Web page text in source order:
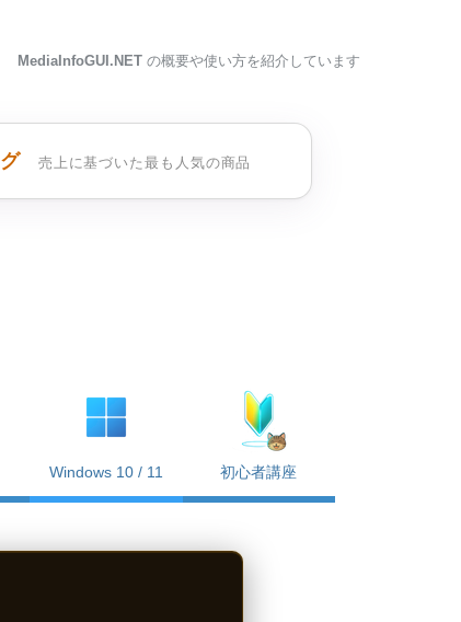
MediaInfoGUI.NET の概要や使い方を紹介しています
売上に基づいた最も人気の商品
Windows 10 / 11 初心者講座